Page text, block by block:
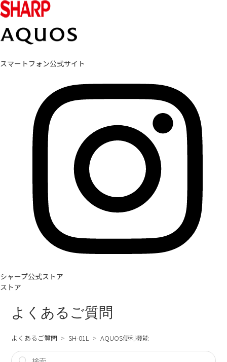
スマートフォン公式サイト
シャープ公式ストア
ストア
よくあるご質問
よくあるご質問 SH-01L AQUOS便利機能